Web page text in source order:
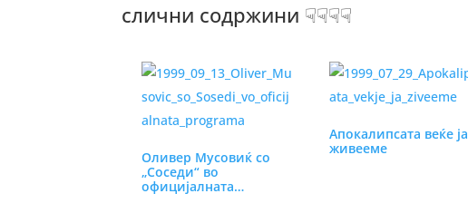
слични содржини ☟☟☟☟
Оливер Мусовиќ со
„Соседи“ во
официјалната
Апокалипсата веќе ја
живееме